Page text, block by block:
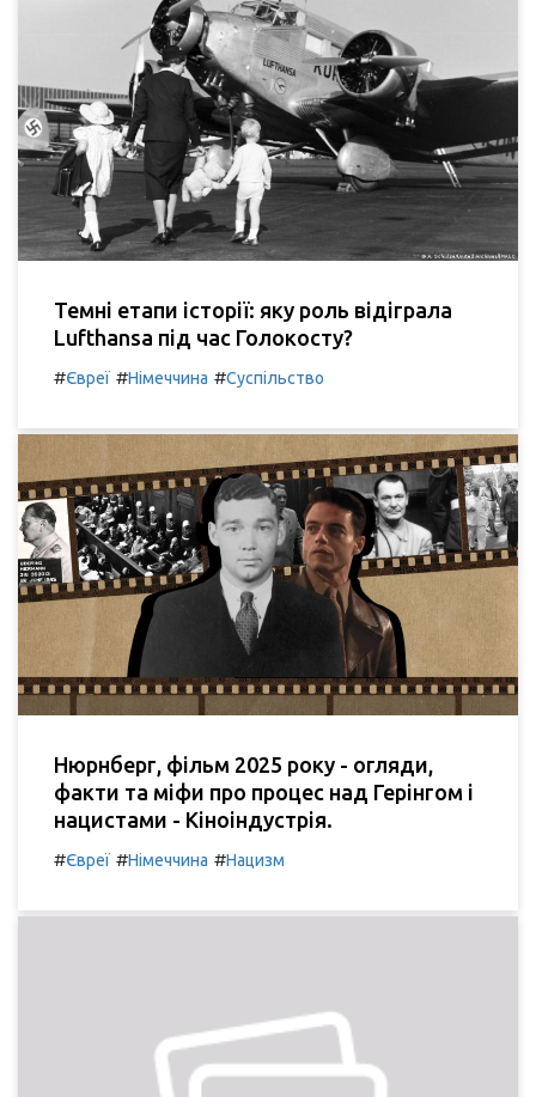
Темні етапи історії: яку роль відіграла
Lufthansa під час Голокосту?
#Євреї #Німеччина #Суспільство
Нюрнберг, фільм 2025 року - огляди,
факти та міфи про процес над Герінгом і
нацистами - Кіноіндустрія.
#Євреї #Німеччина #Нацизм